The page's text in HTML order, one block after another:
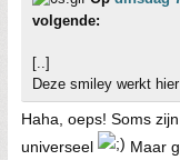
volgende:
[..]
Deze smiley werkt
Haha, oeps! Soms
universeel
Maar